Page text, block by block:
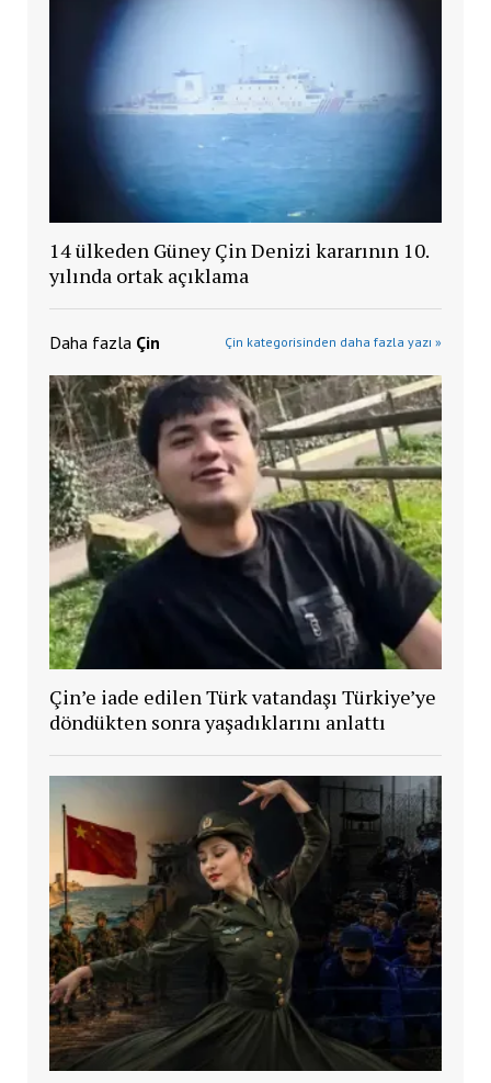
14 ülkeden Güney Çin Denizi kararının 10.
yılında ortak açıklama
Daha fazla Çin Çin kategorisinden daha fazla yazı »
Çin’e iade edilen Türk vatandaşı Türkiye’ye
döndükten sonra yaşadıklarını anlattı